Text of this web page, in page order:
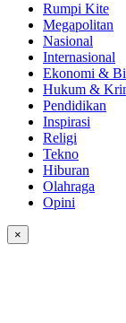
Rumpi Kite
Megapolitan
Nasional
Internasional
Ekonomi &
Hukum &
Pendidikan
Inspirasi
Religi
Tekno
Hiburan
Olahraga
Opini
×